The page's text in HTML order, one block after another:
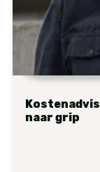
naar grip